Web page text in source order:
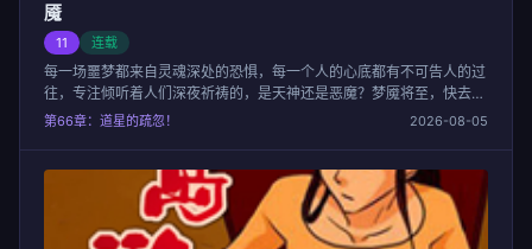
魇
11 连载
每一场噩梦都来自灵魂深处的恐惧，每一个人的心底都有不可告人的过
往，专注倾听着人们深夜祈祷的，是天神还是恶魔？梦魇将至，快去寻
找你的救命稻草！
第66章：道星的疏忽！ 2026-08-05